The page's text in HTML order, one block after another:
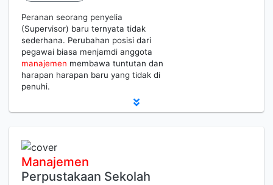
Peranan seorang penyelia
(Supervisor) baru ternyata tidak
sederhana. Perubahan posisi dari
pegawai biasa menjamdi anggota
manajemen membawa tuntutan dan
harapan harapan baru yang tidak di
penuhi.
Manajemen
Perpustakaan Sekolah